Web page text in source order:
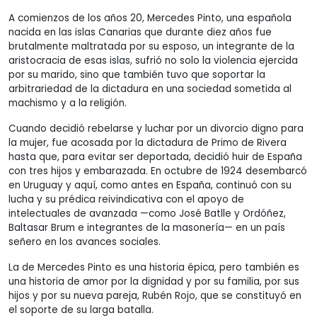
A comienzos de los años 20, Mercedes Pinto, una española
nacida en las islas Canarias que durante diez años fue
brutalmente maltratada por su esposo, un integrante de la
aristocracia de esas islas, sufrió no solo la violencia ejercida
por su marido, sino que también tuvo que soportar la
arbitrariedad de la dictadura en una sociedad sometida al
machismo y a la religión.
Cuando decidió rebelarse y luchar por un divorcio digno para
la mujer, fue acosada por la dictadura de Primo de Rivera
hasta que, para evitar ser deportada, decidió huir de España
con tres hijos y embarazada. En octubre de 1924 desembarcó
en Uruguay y aquí, como antes en España, continuó con su
lucha y su prédica reivindicativa con el apoyo de
intelectuales de avanzada —como José Batlle y Ordóñez,
Baltasar Brum e integrantes de la masonería— en un país
señero en los avances sociales.
La de Mercedes Pinto es una historia épica, pero también es
una historia de amor por la dignidad y por su familia, por sus
hijos y por su nueva pareja, Rubén Rojo, que se constituyó en
el soporte de su larga batalla.